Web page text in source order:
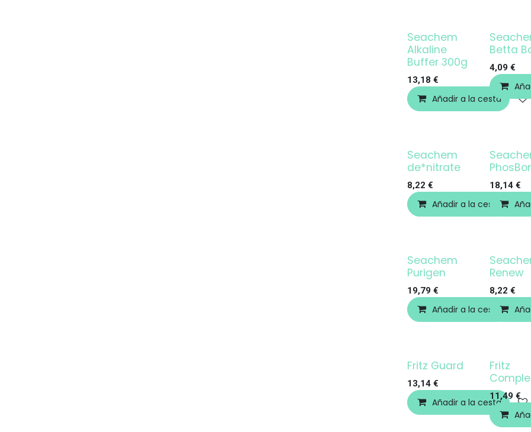
Seachem
Alkaline
Buffer 300g
13,18 €
Añadir a la cesta
Betta
4,09 €
Seachem
de*nitrate
8,22 €
Añadir a la cesta
18,14€
Seachem
Purigen
19,79 €
Añadir a la cesta
Renew
8,22 €
Fritz Guard
13,14 €
Añadir a la cesta
Fritz
11,49 €